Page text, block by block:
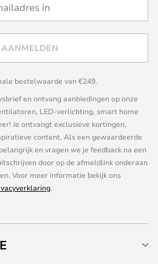
bestelwaarde van €249.
en ontvang aanbiedingen op onze
LED-verlichting, smart home
Je ontvangt exclusieve kortingen,
content. Als een gewaardeerde
en vragen we je feedback na een
door op de afmeldlink onderaan
Voor meer informatie bekijk ons
.